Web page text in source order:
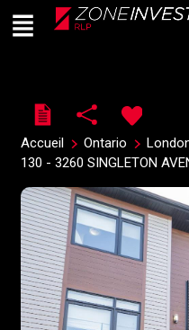
Live
En Direct
Menu
Accueil Ontario
130 - 3260 SINGLETON